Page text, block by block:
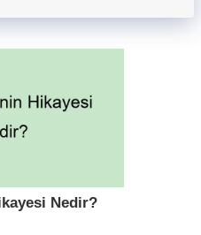
Nedir?